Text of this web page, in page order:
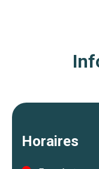
Horaires